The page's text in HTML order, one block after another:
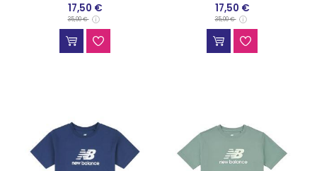
17,50 €
35,00 €
17,50 €
35,00 €